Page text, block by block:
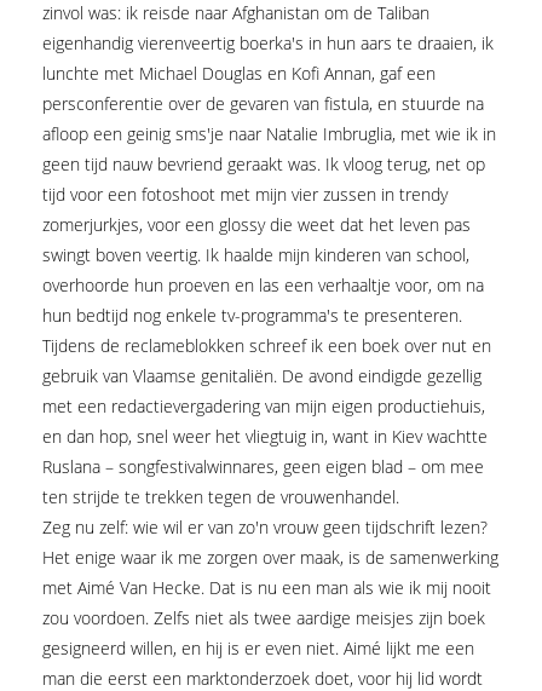
zinvol was: ik reisde naar Afghanistan om de Taliban
eigenhandig vierenveertig boerka's in hun aars te draaien, ik
lunchte met Michael Douglas en Kofi Annan, gaf een
persconferentie over de gevaren van fistula, en stuurde na
afloop een geinig sms'je naar Natalie Imbruglia, met wie ik in
geen tijd nauw bevriend geraakt was. Ik vloog terug, net op
tijd voor een fotoshoot met mijn vier zussen in trendy
zomerjurkjes, voor een glossy die weet dat het leven pas
swingt boven veertig. Ik haalde mijn kinderen van school,
overhoorde hun proeven en las een verhaaltje voor, om na
hun bedtijd nog enkele tv-programma's te presenteren.
Tijdens de reclameblokken schreef ik een boek over nut en
gebruik van Vlaamse genitaliën. De avond eindigde gezellig
met een redactievergadering van mijn eigen productiehuis,
en dan hop, snel weer het vliegtuig in, want in Kiev wachtte
Ruslana – songfestivalwinnares, geen eigen blad – om mee
ten strijde te trekken tegen de vrouwenhandel.
Zeg nu zelf: wie wil er van zo'n vrouw geen tijdschrift lezen?
Het enige waar ik me zorgen over maak, is de samenwerking
met Aimé Van Hecke. Dat is nu een man als wie ik mij nooit
zou voordoen. Zelfs niet als twee aardige meisjes zijn boek
gesigneerd willen, en hij is er even niet. Aimé lijkt me een
man die eerst een marktonderzoek doet, voor hij lid wordt